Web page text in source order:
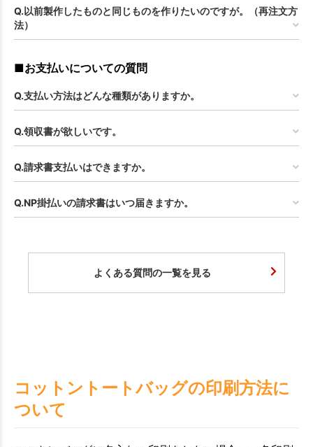
Q.以前製作したものと同じものを作りたいのですが。（再注文方
法）
■お支払いについての質問
Q.支払い方法はどんな種類がありますか。
Q.領収書が欲しいです。
Q.請求書支払いはできますか。
Q.NP掛払いの請求書はいつ届きますか。
よくある質問の一覧を見る
コットントートバッグの印刷方法に
ついて